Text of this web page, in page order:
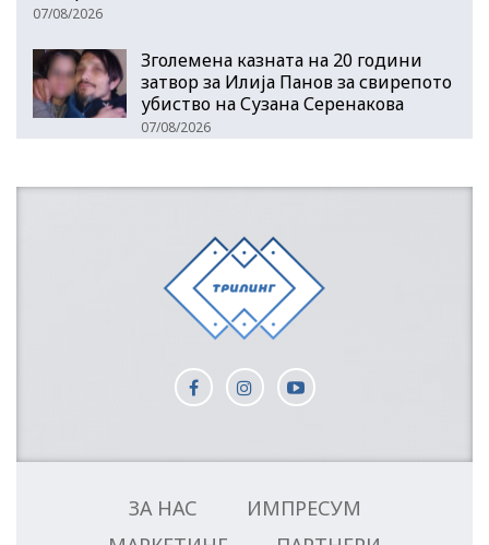
07/08/2026
Зголемена казната на 20 години
затвор за Илија Панов за свирепото
убиство на Сузана Серенакова
07/08/2026
ЗА НАС
ИМПРЕСУМ